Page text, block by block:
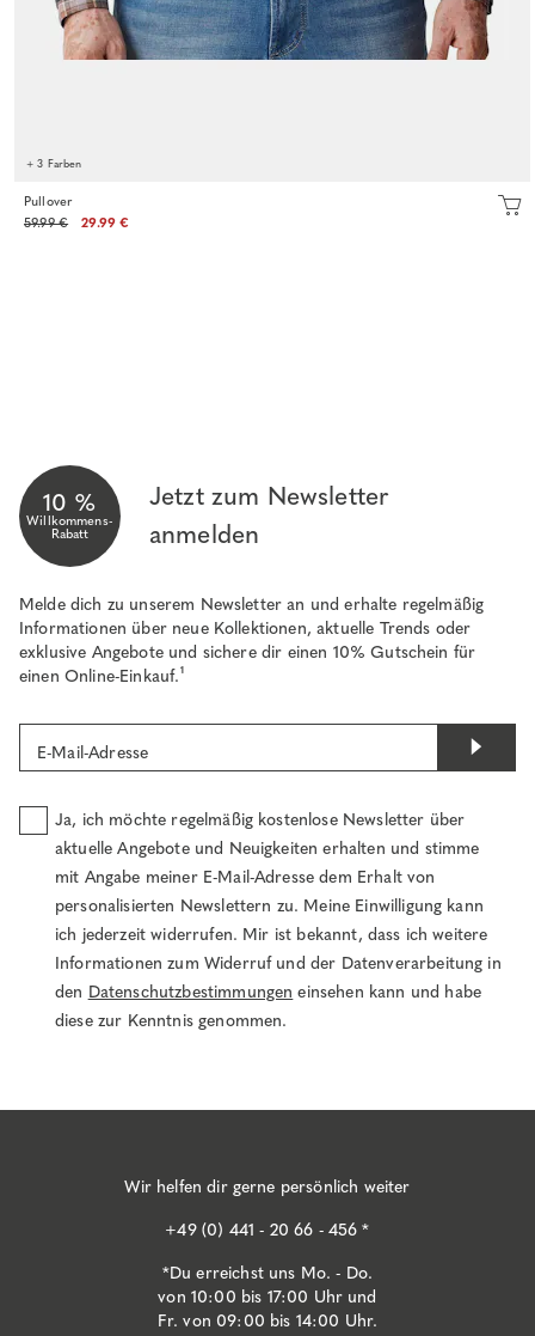
+ 3 Farben
Pullover
59.99 €
29.99 €
10 %
Willkommens-
Rabatt
Jetzt zum Newsletter
anmelden
Melde dich zu unserem Newsletter an und erhalte regelmäßig
Informationen über neue Kollektionen, aktuelle Trends oder
exklusive Angebote und sichere dir einen 10% Gutschein für
einen Online-Einkauf.¹
E-Mail-Adresse
Ja, ich möchte regelmäßig kostenlose Newsletter über
aktuelle Angebote und Neuigkeiten erhalten und stimme
mit Angabe meiner E-Mail-Adresse dem Erhalt von
personalisierten Newslettern zu. Meine Einwilligung kann
ich jederzeit widerrufen. Mir ist bekannt, dass ich weitere
Informationen zum Widerruf und der Datenverarbeitung in
den Datenschutzbestimmungen einsehen kann und habe
diese zur Kenntnis genommen.
Wir helfen dir gerne persönlich weiter
+49 (0) 441 - 20 66 - 456 *
*Du erreichst uns Mo. - Do.
von 10:00 bis 17:00 Uhr und
Fr. von 09:00 bis 14:00 Uhr.